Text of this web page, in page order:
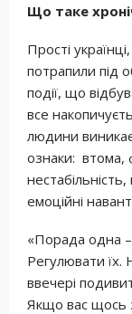
Що таке
Прості
потрапили під
події, що
все
людини
ознаки: втома,
емоційні
«Порада одна
Регулювати їх.
ввечері
Якщо вас щось